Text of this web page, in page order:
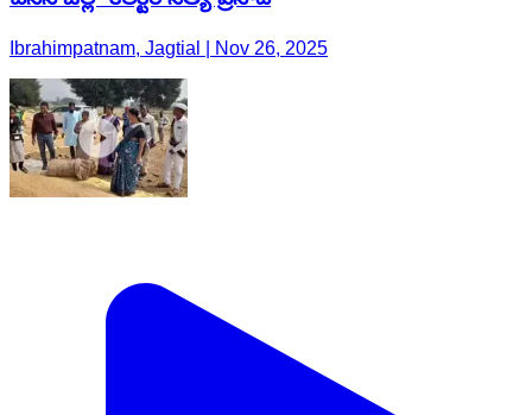
Ibrahimpatnam, Jagtial | Nov 26, 2025